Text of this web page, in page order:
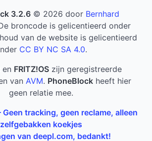
3.2.6© 2026 door Bernhard
broncode is gelicentieerd onder
van de website is gelicentieerd
CC BY NC SA 4.0.
en FRITZ!OSzijn geregistreerde
van AVM. PhoneBlock heeft hier
geen relatie mee.
Geen tracking, geen reclame, alleen
zelfgebakken koekjes
van deepl.com, bedankt!